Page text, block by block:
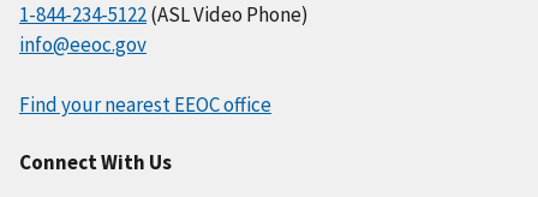
1-844-234-5122(ASL Video Phone)
info@eeoc.gov
Find your nearest EEOC office
Connect With Us